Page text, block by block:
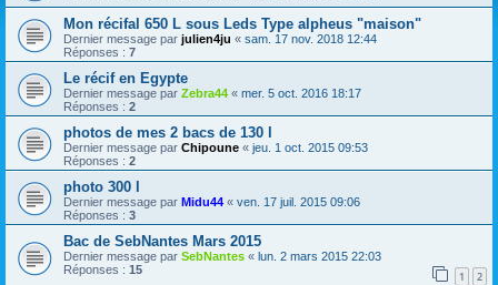
Mon récifal 650 L sous Leds Type alpheus "maison"
Dernier message par julien4ju « sam. 17 nov. 2018 12:44
Réponses : 7
Le récif en Egypte
Dernier message par Zebra44 « mer. 5 oct. 2016 18:17
Réponses : 2
photos de mes 2 bacs de 130 l
Dernier message par Chipoune « jeu. 1 oct. 2015 09:53
Réponses : 2
photo 300 l
Dernier message par Midu44 « ven. 17 juil. 2015 09:06
Réponses : 3
Bac de SebNantes Mars 2015
Dernier message par SebNantes « lun. 2 mars 2015 22:03
Réponses : 15 1 2